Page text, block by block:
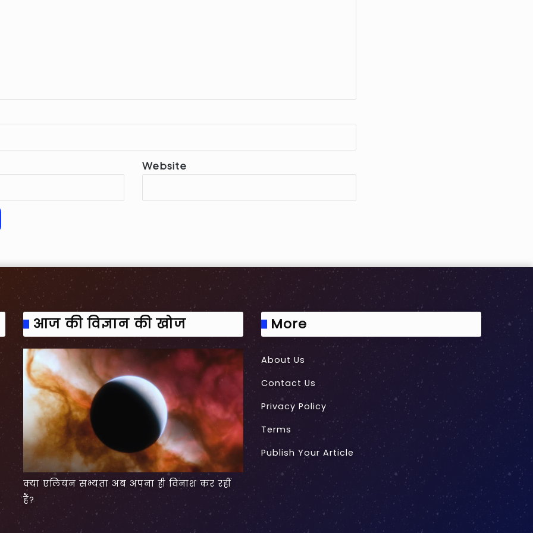
Website
आज की विज्ञान की खोज
क्या एलियन सभ्यता अब अपना ही विनाश कर रहीं
हैं?
More
About Us
Contact Us
Privacy Policy
Terms
Publish Your Article